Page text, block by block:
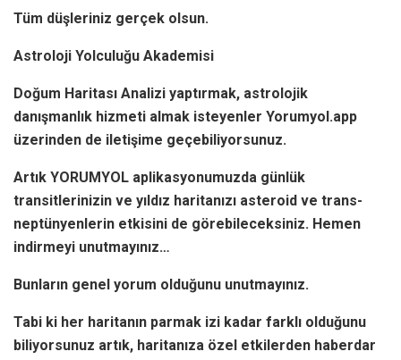
Tüm düşleriniz gerçek olsun.
Astroloji Yolculuğu Akademisi
Doğum Haritası Analizi yaptırmak, astrolojik
danışmanlık hizmeti almak isteyenler Yorumyol.app
üzerinden de iletişime geçebiliyorsunuz.
Artık YORUMYOL aplikasyonumuzda günlük
transitlerinizin ve yıldız haritanızı asteroid ve trans-
neptünyenlerin etkisini de görebileceksiniz. Hemen
indirmeyi unutmayınız…
Bunların genel yorum olduğunu unutmayınız.
Tabi ki her haritanın parmak izi kadar farklı olduğunu
biliyorsunuz artık, haritanıza özel etkilerden haberdar